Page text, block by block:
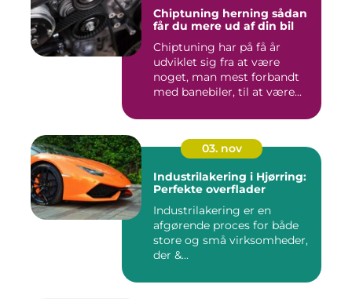
Chiptuning herning sådan
får du mere ud af din bil
Chiptuning har på få år
udviklet sig fra at være
noget, man mest forbandt
med banebiler, til at være...
03. nov
Industrilakering i Hjørring:
Perfekte overflader
Industrilakering er en
afgørende proces for både
store og små virksomheder,
der &...